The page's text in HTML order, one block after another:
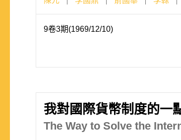
9卷3期(1969/12/10)
我對國際貨幣制度的一
The Way to Solve the